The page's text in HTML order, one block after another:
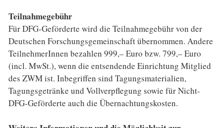
Teilnahmegebühr
Für DFG-Geförderte wird die Teilnahmegebühr von der
Deutschen Forschungsgemeinschaft übernommen. Andere
TeilnehmerInnen bezahlen 999,– Euro bzw. 799,– Euro
(incl. MwSt.), wenn die entsendende Einrichtung Mitglied
des ZWM ist. Inbegriffen sind Tagungsmaterialien,
Tagungsgetränke und Vollverpflegung sowie für Nicht-
DFG-Geförderte auch die Übernachtungskosten.